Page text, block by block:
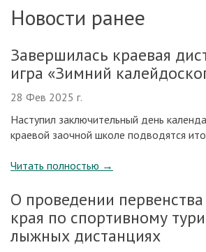
Новости ранее
Завершилась краевая
игра «Зимний
28 Фев 2025 г.
Наступил заключительный день
краевой заочной школе подводятся
Читать полностью →
О проведении
края по спортивному
лыжных дистанциях